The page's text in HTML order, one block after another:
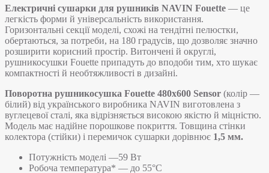
Електричні сушарки для рушників NAVIN Fouette — це
легкість форми й універсальність використання.
Горизонтальні секції моделі, схожі на тендітні пелюстки,
обертаються, за потреби, на 180 градусів, що дозволяє значно
розширити корисний простір. Витончені й округлі,
рушникосушки Fouette припадуть до вподоби тим, хто шукає
компактності й необтяжливості в дизайні.
Поворотна рушникосушка Fouette 480х600 Sensor (колір —
білий) від українського виробника NAVIN виготовлена з
вуглецевої сталі, яка відрізняється високою якістю й міцністю.
Модель має надійне порошкове покриття. Товщина стінки
колектора (стійки) і перемичок сушарки дорівнює 1,5 мм.
Потужність моделі —59 Вт
Робоча температура* — до 55°C